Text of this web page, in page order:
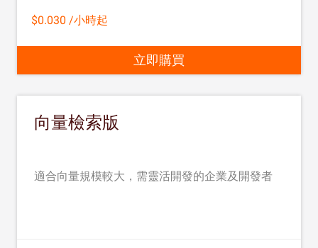
$0.030 /小時起
立即購買
向量檢索版
適合向量規模較大，需靈活開發的企業及開發者